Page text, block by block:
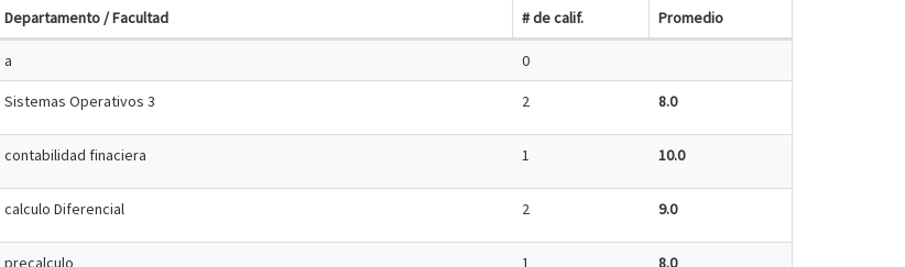
Departamento / Facultad # de calif. Promedio
a 0
Sistemas Operativos 3 2 8.0
contabilidad finaciera 1 10.0
calculo Diferencial 2 9.0
precalculo 1 8.0